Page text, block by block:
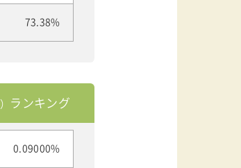
73.38%
ランキング
0.09000%